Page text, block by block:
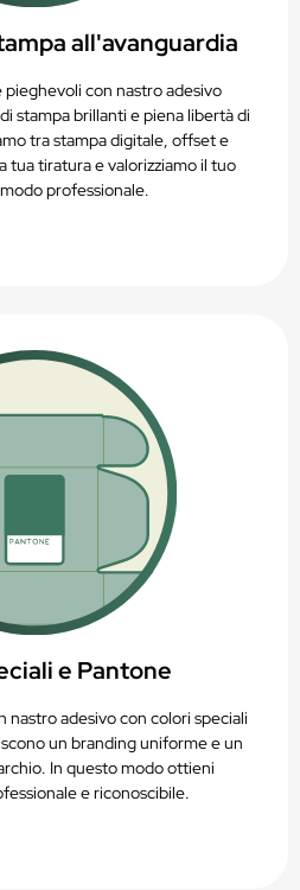
all'avanguardia
con nastro adesivo
stampa brillanti e piena libertà di
tra stampa digitale, offset e
tua tiratura e valorizziamo il tuo
professionale.
e Pantone
nastro adesivo con colori speciali
un branding uniforme e un
In questo modo ottieni
e riconoscibile.